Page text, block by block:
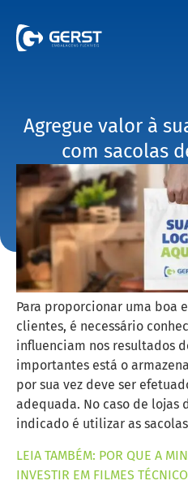
Agregue valor à
com sacolas
Para proporcionar uma boa
clientes, é necessário
influenciam nos resultados
importantes está o
por sua vez deve ser
adequada. No caso de lojas
indicado é utilizar as
LEIA TAMBÉM: POR QUE A
INVESTIR EM FILMES